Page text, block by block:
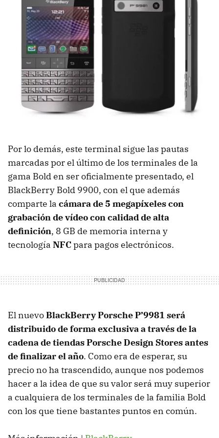
Por lo demás, este terminal sigue las pautas
marcadas por el último de los terminales de la
gama Bold en ser oficialmente presentado, el
BlackBerry Bold 9900, con el que además
comparte la cámara de 5 megapíxeles con
grabación de vídeo con calidad de alta
definición, 8 GB de memoria interna y
tecnología NFCpara pagos electrónicos.
El nuevoBlackBerry Porsche P’9981 será
distribuido de forma exclusiva a través de la
cadena de tiendas Porsche Design Stores antes
de finalizar el año. Como era de esperar, su
precio no ha trascendido, aunque nos podemos
hacer a la idea de que su valor será muy superior
a cualquiera de los terminales de la familia Bold
con los que tiene bastantes puntos en común.